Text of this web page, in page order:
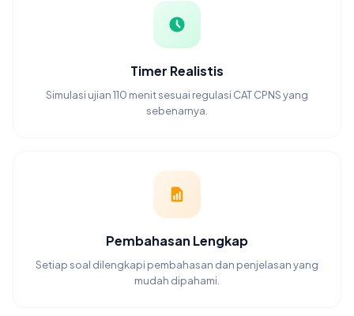
Timer Realistis
Simulasi ujian 110 menit sesuai regulasi CAT CPNS yang
sebenarnya.
Pembahasan Lengkap
Setiap soal dilengkapi pembahasan dan penjelasan yang
mudah dipahami.